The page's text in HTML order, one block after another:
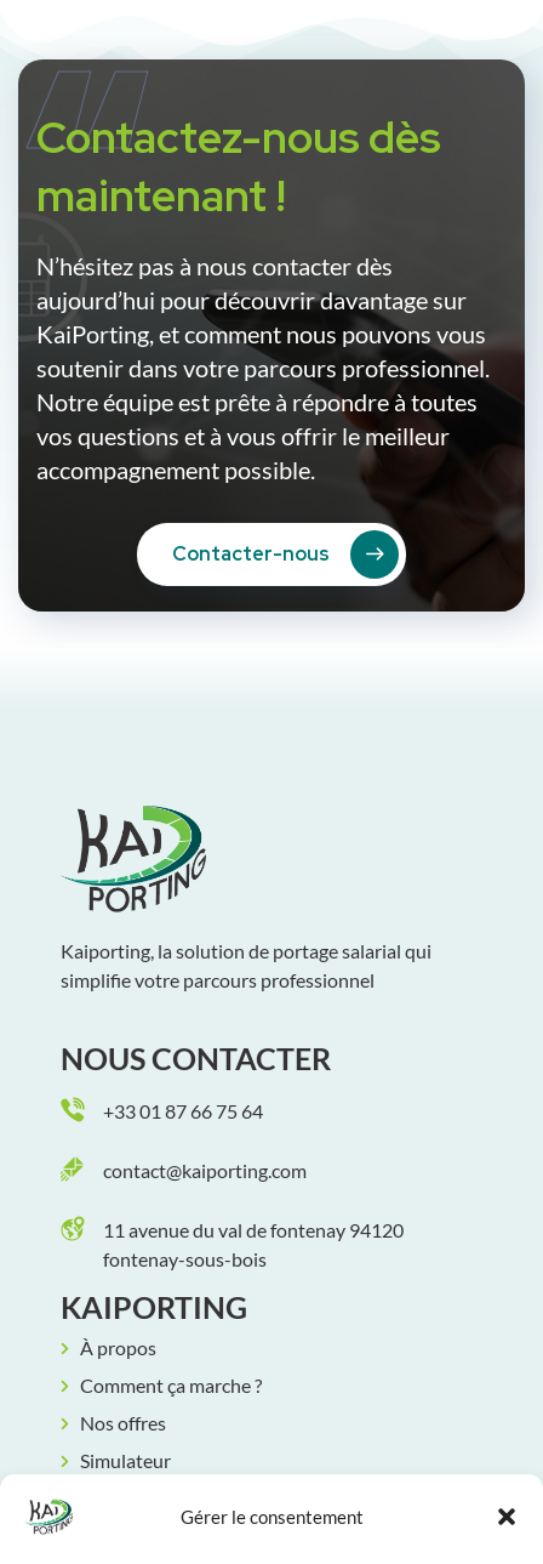
Gérer le consentement
“
Contactez-nous dès
maintenant !
N’hésitez pas à nous contacter dès
aujourd’hui pour découvrir davantage sur
KaiPorting, et comment nous pouvons vous
soutenir dans votre parcours professionnel.
Notre équipe est prête à répondre à toutes
vos questions et à vous offrir le meilleur
accompagnement possible.
Contacter-nous
Kaiporting, la solution de portage salarial qui
simplifie votre parcours professionnel
NOUS CONTACTER
+33 01 87 66 75 64
contact@kaiporting.com
11 avenue du val de fontenay 94120
fontenay-sous-bois
KAIPORTING
À propos
Comment ça marche ?
Nos offres
Simulateur